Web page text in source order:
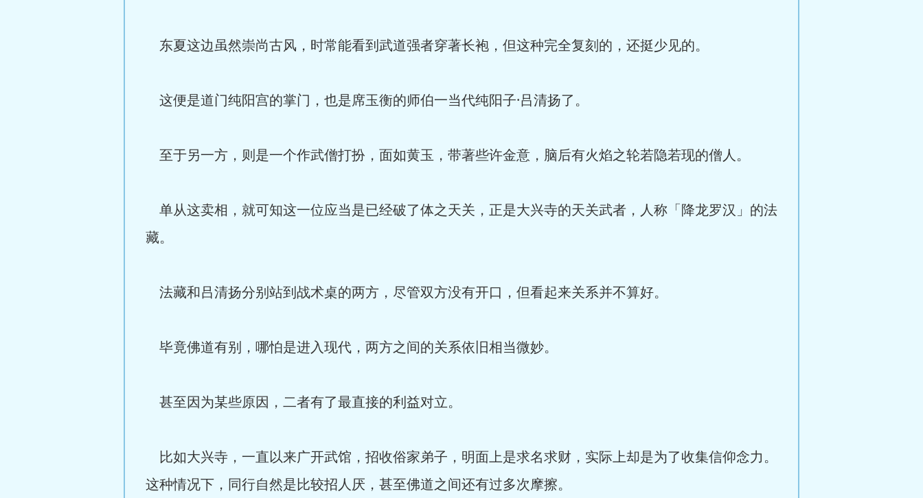
东夏这边虽然崇尚古风，时常能看到武道强者穿著长袍，但这种完全复刻的，还挺少见的。
这便是道门纯阳宫的掌门，也是席玉衡的师伯一当代纯阳子·吕清扬了。
至于另一方，则是一个作武僧打扮，面如黄玉，带著些许金意，脑后有火焰之轮若隐若现的僧人。
单从这卖相，就可知这一位应当是已经破了体之天关，正是大兴寺的天关武者，人称「降龙罗汉」的法
藏。
法藏和吕清扬分别站到战术桌的两方，尽管双方没有开口，但看起来关系并不算好。
毕竟佛道有别，哪怕是进入现代，两方之间的关系依旧相当微妙。
甚至因为某些原因，二者有了最直接的利益对立。
比如大兴寺，一直以来广开武馆，招收俗家弟子，明面上是求名求财，实际上却是为了收集信仰念力。
这种情况下，同行自然是比较招人厌，甚至佛道之间还有过多次摩擦。